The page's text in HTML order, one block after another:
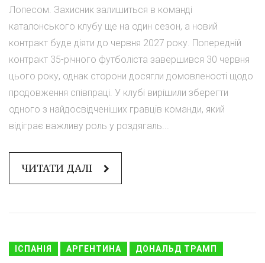
Лопесом. Захисник залишиться в команді
каталонського клубу ще на один сезон, а новий
контракт буде діяти до червня 2027 року. Попередній
контракт 35-річного футболіста завершився 30 червня
цього року, однак сторони досягли домовленості щодо
продовження співпраці. У клубі вирішили зберегти
одного з найдосвідченіших гравців команди, який
відіграє важливу роль у роздягаль...
ЧИТАТИ ДАЛІ
ІСПАНІЯ АРГЕНТИНА ДОНАЛЬД ТРАМП